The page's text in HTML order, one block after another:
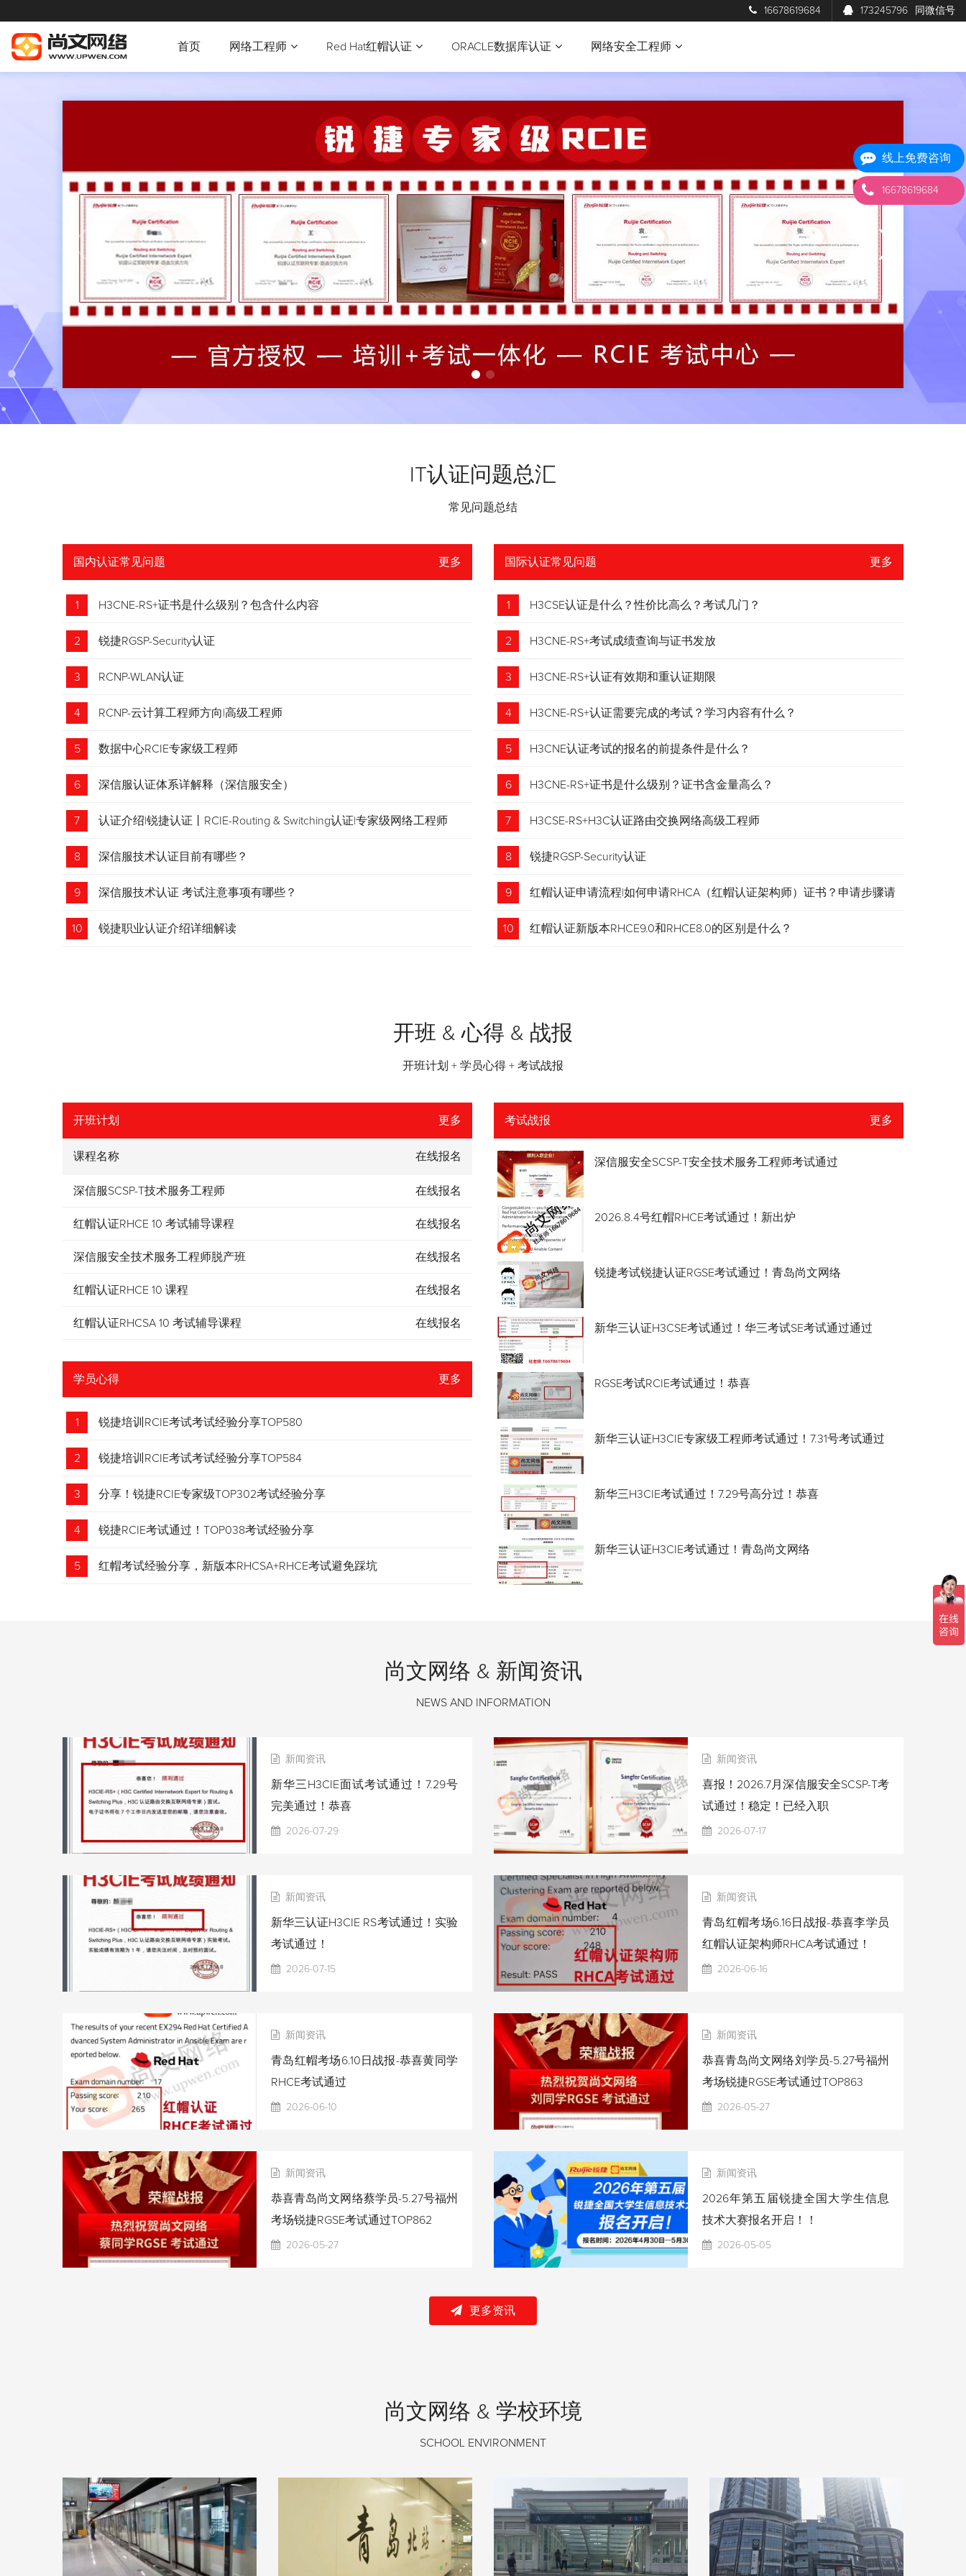
16678619684 173245796 同微信号
首页 网络工程师 Red Hat红帽认证 ORACLE数据库认证 网络安全工程师
IT认证问题总汇
常见问题总结
国内认证常见问题 更多
1 H3CNE-RS+证书是什么级别？包含什么内容
2 锐捷RGSP-Security认证
3 RCNP-WLAN认证
4 RCNP-云计算工程师方向|高级工程师
5 数据中心RCIE专家级工程师
6 深信服认证体系详解释（深信服安全）
7 认证介绍|锐捷认证丨RCIE-Routing & Switching认证|专家级网络工程师
8 深信服技术认证目前有哪些？
9 深信服技术认证 考试注意事项有哪些？
10 锐捷职业认证介绍详细解读
国际认证常见问题 更多
1 H3CSE认证是什么？性价比高么？考试几门？
2 H3CNE-RS+考试成绩查询与证书发放
3 H3CNE-RS+认证有效期和重认证期限
4 H3CNE-RS+认证需要完成的考试？学习内容有什么？
5 H3CNE认证考试的报名的前提条件是什么？
6 H3CNE-RS+证书是什么级别？证书含金量高么？
7 H3CSE-RS+H3C认证路由交换网络高级工程师
8 锐捷RGSP-Security认证
9 红帽认证申请流程|如何申请RHCA（红帽认证架构师）证书？申请步骤请
收藏！
10 红帽认证新版本RHCE9.0和RHCE8.0的区别是什么？
开班 & 心得 & 战报
开班计划 + 学员心得 + 考试战报
开班计划 更多
课程名称 在线报名
深信服SCSP-T技术服务工程师 在线报名
红帽认证RHCE 10 考试辅导课程 在线报名
深信服安全技术服务工程师脱产班 在线报名
红帽认证RHCE 10 课程 在线报名
红帽认证RHCSA 10 考试辅导课程 在线报名
学员心得 更多
1 锐捷培训RCIE考试考试经验分享TOP580
2 锐捷培训RCIE考试考试经验分享TOP584
3 分享！锐捷RCIE专家级TOP302考试经验分享
4 锐捷RCIE考试通过！TOP038考试经验分享
5 红帽考试经验分享，新版本RHCSA+RHCE考试避免踩坑
考试战报 更多
深信服安全SCSP-T安全技术服务工程师考试通过
2026.8.4号红帽RHCE考试通过！新出炉
锐捷考试锐捷认证RGSE考试通过！青岛尚文网络
新华三认证H3CSE考试通过！华三考试SE考试通过通过
RGSE考试RCIE考试通过！恭喜
新华三认证H3CIE专家级工程师考试通过！7.31号考试通过
新华三H3CIE考试通过！7.29号高分过！恭喜
新华三认证H3CIE考试通过！青岛尚文网络
尚文网络 & 新闻资讯
NEWS AND INFORMATION
新闻资讯
新华三H3CIE面试考试通过！7.29号
完美通过！恭喜
2026-07-29
新闻资讯
喜报！2026.7月深信服安全SCSP-T考
试通过！稳定！已经入职
2026-07-17
新闻资讯
新华三认证H3CIE RS考试通过！实验
考试通过！
2026-07-15
新闻资讯
青岛红帽考场6.16日战报-恭喜李学员
红帽认证架构师RHCA考试通过！
2026-06-16
新闻资讯
青岛红帽考场6.10日战报-恭喜黄同学
RHCE考试通过
2026-06-10
新闻资讯
恭喜青岛尚文网络刘学员-5.27号福州
考场锐捷RGSE考试通过TOP863
2026-05-27
新闻资讯
恭喜青岛尚文网络蔡学员-5.27号福州
考场锐捷RGSE考试通过TOP862
2026-05-27
新闻资讯
2026年第五届锐捷全国大学生信息
技术大赛报名开启！！
2026-05-05
更多资讯
尚文网络 & 学校环境
SCHOOL ENVIRONMENT
线上免费咨询
16678619684